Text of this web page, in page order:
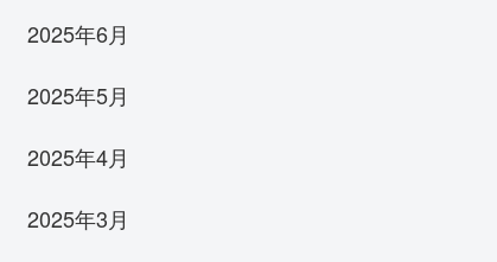
2025年6月
2025年5月
2025年4月
2025年3月